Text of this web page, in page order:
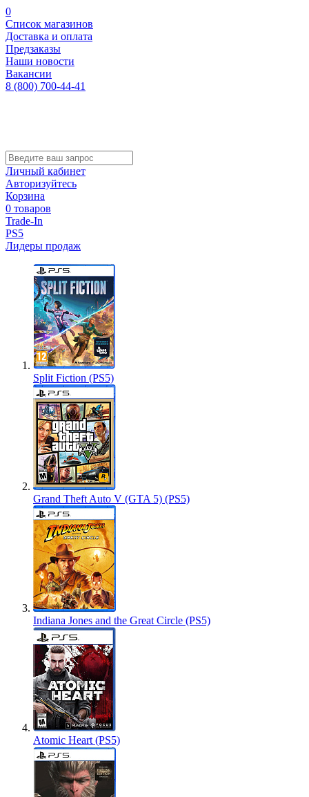
0
Список магазинов
Доставка и оплата
Предзаказы
Наши новости
Вакансии
8 (800) 700-44-41
Личный кабинет
Авторизуйтесь
Корзина
0 товаров
Trade-In
PS5
Лидеры продаж
Split Fiction (PS5)
Grand Theft Auto V (GTA 5) (PS5)
Indiana Jones and the Great Circle (PS5)
Atomic Heart (PS5)